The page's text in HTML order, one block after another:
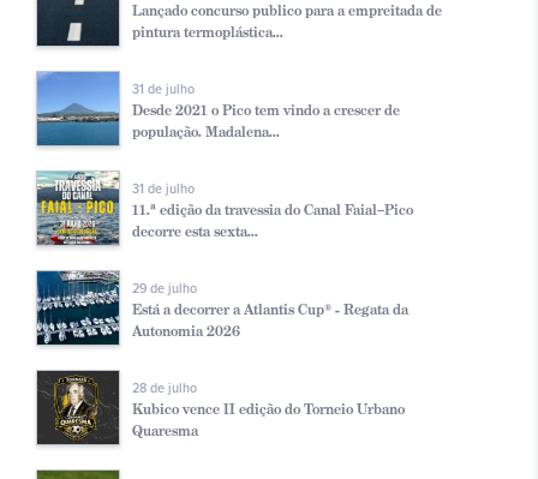
Lançado concurso publico para a empreitada de
pintura termoplástica...
31 de julho
Desde 2021 o Pico tem vindo a crescer de
população. Madalena...
31 de julho
11.ª edição da travessia do Canal Faial–Pico
decorre esta sexta...
29 de julho
Está a decorrer a Atlantis Cup® - Regata da
Autonomia 2026
28 de julho
Kubico vence II edição do Torneio Urbano
Quaresma